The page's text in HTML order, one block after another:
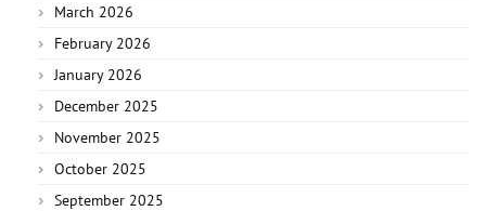
March 2026
February 2026
January 2026
December 2025
November 2025
October 2025
September 2025